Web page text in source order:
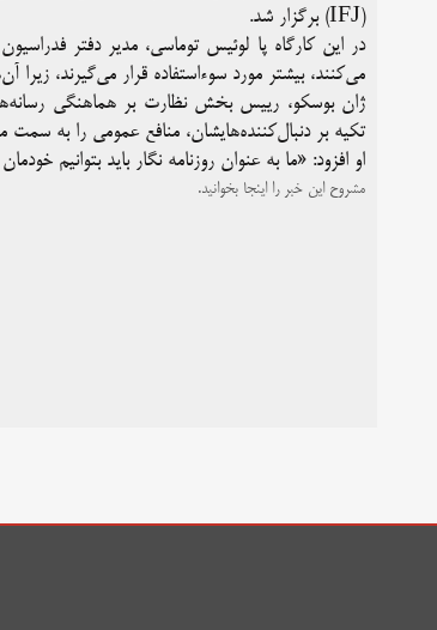
(IFJ) برگزار شد.
در این کارگاه پا لوئیس توماسی، مدیر دفتر
می‌کنند، بیشتر مورد سوءاستفاده قرار می‌گیرند،
ژان بوسکو، رییس بخش نظارت بر هماهنگی رسانه‌ها
تکیه بر دنبال‌کننده‌هایشان، منافع عمومی را به سمت
او افزود: «ما به عنوان روزنامه نگار باید بتوانیم
مشروح این خبر را اینجا بخوانید.